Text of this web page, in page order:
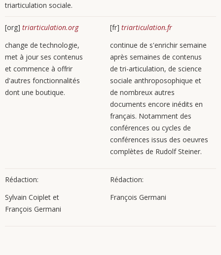
triarticulation sociale.
[org] triarticulation.org
change de technologie,
met à jour ses contenus
et commence à offrir
d'autres fonctionnalités
dont une boutique.
[fr] triarticulation.fr
continue de s'enrichir semaine
après semaines de contenus
de tri-articulation, de science
sociale anthroposophique et
de nombreux autres
documents encore inédits en
français. Notamment des
conférences ou cycles de
conférences issus des oeuvres
complètes de Rudolf Steiner.
Rédaction:
Sylvain Coiplet et
François Germani
Rédaction:
François Germani